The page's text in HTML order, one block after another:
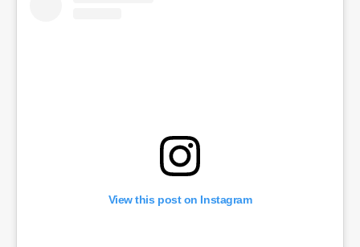
View this post on Instagram